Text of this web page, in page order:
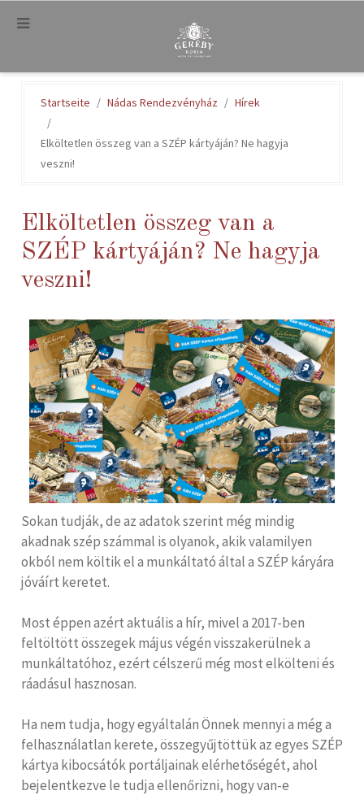
.
Startseite Nádas Rendezvényház Hírek
Elköltetlen összeg van a SZÉP kártyáján? Ne hagyja
veszni!
Elköltetlen összeg van a
SZÉP kártyáján? Ne hagyja
veszni!
Sokan tudják, de az adatok szerint még mindig
akadnak szép számmal is olyanok, akik valamilyen
okból nem költik el a munkáltató által a SZÉP káryára
jóváírt keretet.
Most éppen azért aktuális a hír, mivel a 2017-ben
feltöltött összegek május végén visszakerülnek a
munkáltatóhoz, ezért célszerű még most elkölteni és
ráadásul hasznosan.
Ha nem tudja, hogy egyáltalán Önnek mennyi a még a
felhasználatlan kerete, összegyűjtöttük az egyes SZÉP
kártya kibocsátók portáljainak elérhetőségét, ahol
bejelentkezve le tudja ellenőrizni, hogy van-e